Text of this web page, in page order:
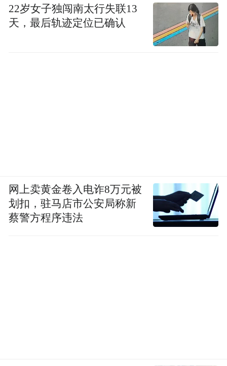
22岁女子独闯南太行失联13
天，最后轨迹定位已确认
网上卖黄金卷入电诈8万元被
划扣，驻马店市公安局称新
蔡警方程序违法